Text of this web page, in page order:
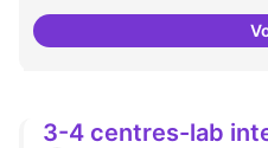
3-4 centres-lab